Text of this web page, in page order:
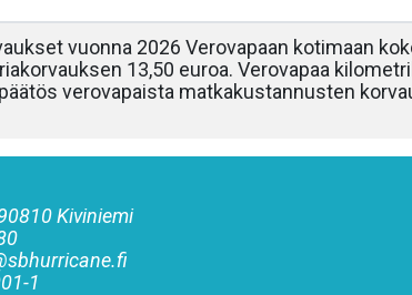
vuonna 2026 Verovapaan kotimaan
13,50 euroa. Verovapaa
verovapaista matkakustannusten
Kiviniemi
1